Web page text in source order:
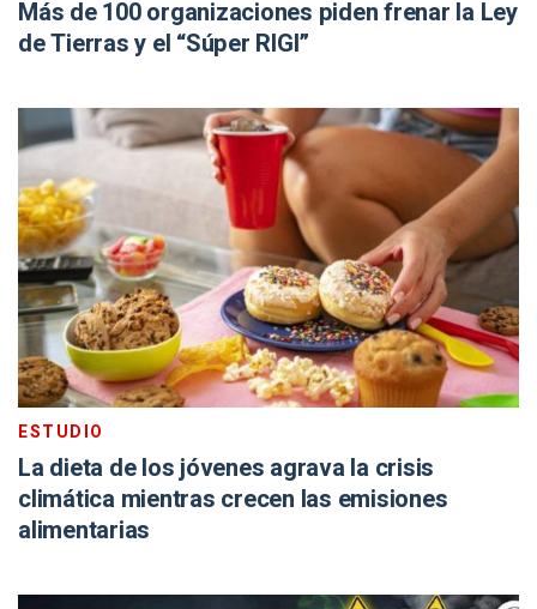
Más de 100 organizaciones piden frenar la Ley
de Tierras y el “Súper RIGI”
ESTUDIO
La dieta de los jóvenes agrava la crisis
climática mientras crecen las emisiones
alimentarias